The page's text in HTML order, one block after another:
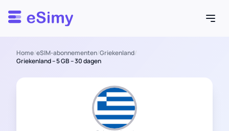
Esimy
Home/eSIM-abonnementen/Griekenland/
Griekenland – 5 GB – 30 dagen